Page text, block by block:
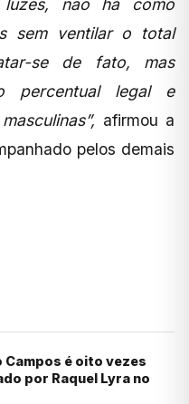
não há como
sem ventilar o total
se de fato, mas
percentual legal e
afirmou a
pelos demais
é oito vezes
por Raquel Lyra no